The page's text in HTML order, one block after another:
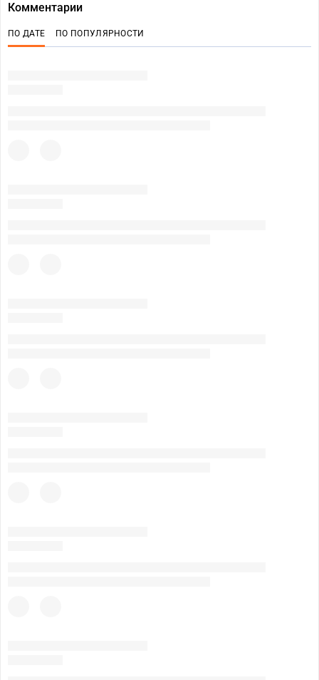
Комментарии
ПО ДАТЕ ПО ПОПУЛЯРНОСТИ